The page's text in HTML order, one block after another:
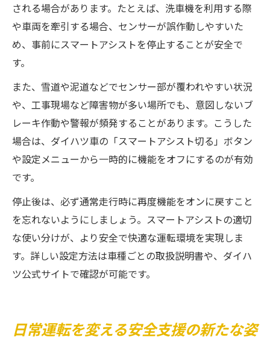
される場合があります。たとえば、洗車機を利用する際
や車両を牽引する場合、センサーが誤作動しやすいた
め、事前にスマートアシストを停止することが安全で
す。
また、雪道や泥道などでセンサー部が覆われやすい状況
や、工事現場など障害物が多い場所でも、意図しないブ
レーキ作動や警報が頻発することがあります。こうした
場合は、ダイハツ車の「スマートアシスト切る」ボタン
や設定メニューから一時的に機能をオフにするのが有効
です。
停止後は、必ず通常走行時に再度機能をオンに戻すこと
を忘れないようにしましょう。スマートアシストの適切
な使い分けが、より安全で快適な運転環境を実現しま
す。詳しい設定方法は車種ごとの取扱説明書や、ダイハ
ツ公式サイトで確認が可能です。
日常運転を変える安全支援の新たな姿